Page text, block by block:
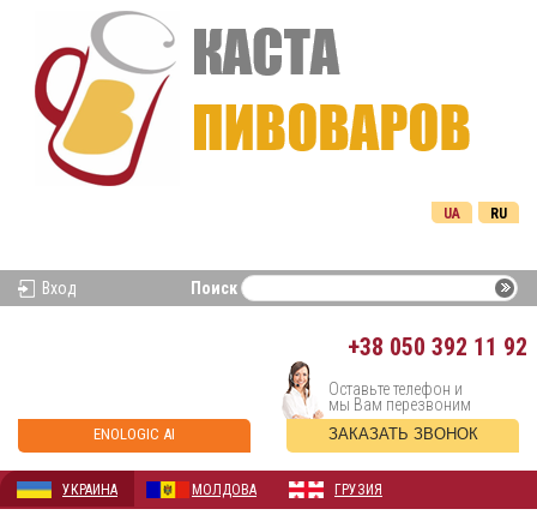
RU
UA
Вход Поиск
+38 050 392 11 92
ENOLOGIC AI
Оставьте телефон и
мы Вам перезвоним
ЗАКАЗАТЬ ЗВОНОК
УКРАИНА МОЛДОВА ГРУЗИЯ